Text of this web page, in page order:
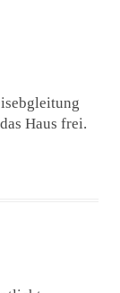
Haus frei.